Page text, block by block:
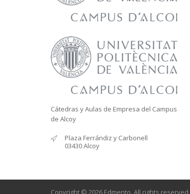
Cátedras y Aulas de Empresa del Campus
de Alcoy
Plaza Ferrándiz y Carbonell
03430 Alcoy
Copyright © 2026 Edmento. All rights reserved.